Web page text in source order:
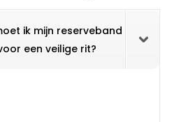
ik mijn reserveband
een veilige rit?